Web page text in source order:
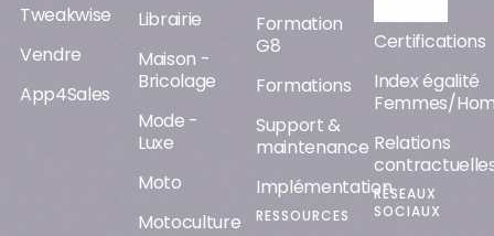
Tweakwise
Vendre
App4Sales
Librairie
Maison -
Bricolage
Mode -
Luxe
Moto
Motoculture
Formation
G8
Formations
Support &
maintenance
Implémentation
RESSOURCES
Certifications
Index égalité
Femmes/
Relations
RÉSEAUX
SOCIAUX